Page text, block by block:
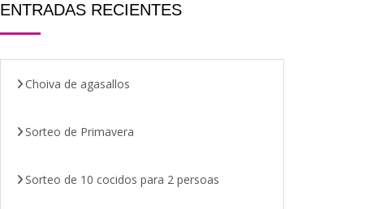
ENTRADAS RECIENTES
Choiva de agasallos
Sorteo de Primavera
Sorteo de 10 cocidos para 2 persoas